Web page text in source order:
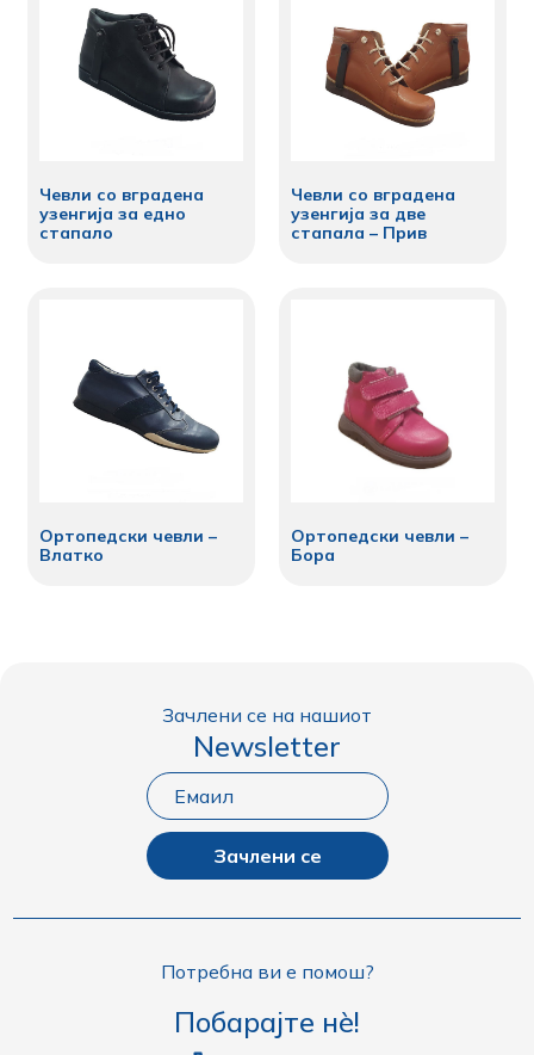
Чевли со вградена
узенгија за едно
стапало
Чевли со вградена
узенгија за две
стапала – Прив
Ортопедски чевли –
Влатко
Ортопедски чевли –
Бора
Зачлени се на нашиот
Newsletter
Зачлени се
Потребна ви е помош?
Побарајте нè!